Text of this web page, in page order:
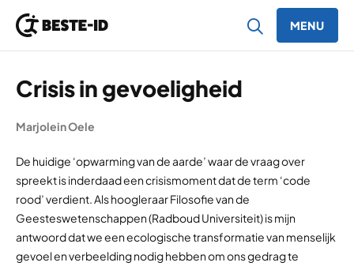
MENU
Crisis in gevoeligheid
Marjolein Oele
De huidige ‘opwarming van de aarde’ waar de vraag over
spreekt is inderdaad een crisismoment dat de term ‘code
rood’ verdient. Als hoogleraar Filosofie van de
Geesteswetenschappen (Radboud Universiteit) is mijn
antwoord dat we een ecologische transformatie van menselijk
gevoel en verbeelding nodig hebben om ons gedrag te